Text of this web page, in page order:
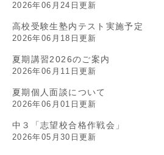
2026年06月24日更新
高校受験生塾内テスト実施予定
2026年06月18日更新
夏期講習2026のご案内
2026年06月11日更新
夏期個人面談について
2026年06月01日更新
中３「志望校合格作戦会」
2026年05月30日更新